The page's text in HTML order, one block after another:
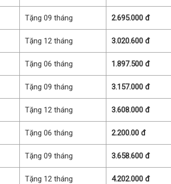
Tặng 09 tháng 2.695.000 đ
Tặng 12 tháng 3.020.600 đ
Tặng 06 tháng 1.897.500 đ
Tặng 09 tháng 3.157.000 đ
Tặng 12 tháng 3.608.000 đ
Tặng 06 tháng 2.200.00 đ
Tặng 09 tháng 3.658.600 đ
Tặng 12 tháng 4.202.000 đ